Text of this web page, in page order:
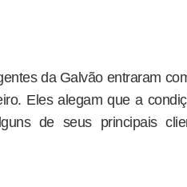
da Galvão entraram
Eles alegam que a
de seus principais